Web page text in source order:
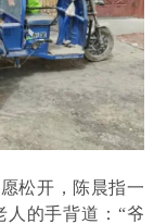
松开，陈晨指一
的手背道：“爷